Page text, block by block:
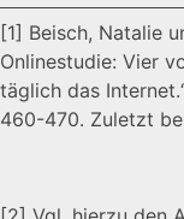
[1] Beisch, Natalie
Onlinestudie: Vier
täglich das
460-470. Zuletzt